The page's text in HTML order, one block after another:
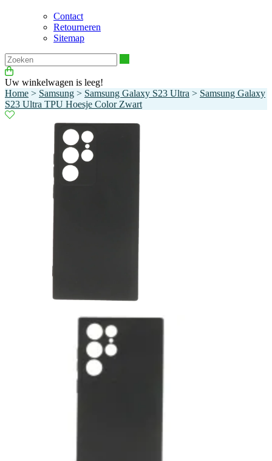
Contact
Retourneren
Sitemap
Uw winkelwagen is leeg!
Home > Samsung > Samsung Galaxy S23 Ultra > Samsung Galaxy
S23 Ultra TPU Hoesje Color Zwart